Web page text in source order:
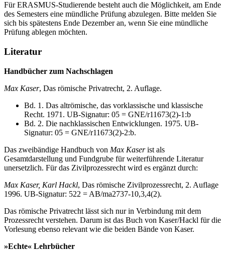
Für ERASMUS-Studierende besteht auch die Möglichkeit, am Ende
des Semesters eine mündliche Prüfung abzulegen. Bitte melden Sie
sich bis spätestens Ende Dezember an, wenn Sie eine mündliche
Prüfung ablegen möchten.
Literatur
Handbücher zum Nachschlagen
Max Kaser, Das römische Privatrecht, 2. Auflage.
Bd. 1. Das altrömische, das vorklassische und klassische
Recht. 1971. UB-Signatur: 05 = GNE/r11673(2)-1:b
Bd. 2. Die nachklassischen Entwicklungen. 1975. UB-
Signatur: 05 = GNE/r11673(2)-2:b.
Das zweibändige Handbuch von Max Kaserist als
Gesamtdarstellung und Fundgrube für weiterführende Literatur
unersetzlich. Für das Zivilprozessrecht wird es ergänzt durch:
Max Kaser, Karl Hackl, Das römische Zivilprozessrecht, 2. Auflage
1996. UB-Signatur: 522 = AB/ma2737-10,3,4(2).
Das römische Privatrecht lässt sich nur in Verbindung mit dem
Prozessrecht verstehen. Darum ist das Buch von Kaser/Hackl für die
Vorlesung ebenso relevant wie die beiden Bände von Kaser.
»Echte« Lehrbücher